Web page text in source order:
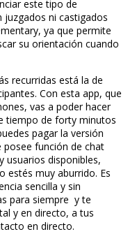
este tipo de
ni castigados
ya que permite
su orientación cuando
recurridas está la de
Con esta app, que
vas a poder hacer
tiempo de forty minutos
pagar la versión
posee función de chat
usuarios disponibles,
estés muy aburrido. Es
sencilla y sin
para siempre y te
y en directo, a tus
en directo.